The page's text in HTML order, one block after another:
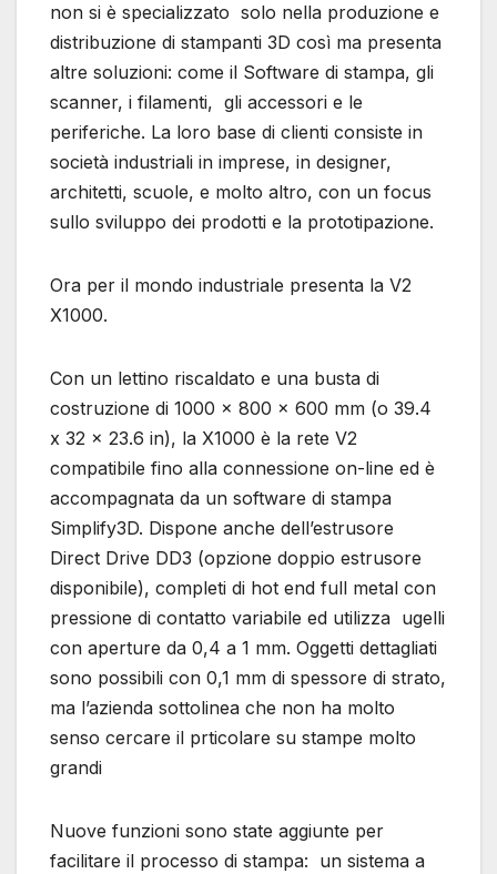
non si è specializzato solo nella produzione e
distribuzione di stampanti 3D così ma presenta
altre soluzioni: come il Software di stampa, gli
scanner, i filamenti, gli accessori e le
periferiche. La loro base di clienti consiste in
società industriali in imprese, in designer,
architetti, scuole, e molto altro, con un focus
sullo sviluppo dei prodotti e la prototipazione.
Ora per il mondo industriale presenta la V2
X1000.
Con un lettino riscaldato e una busta di
costruzione di 1000 x 800 x 600 mm (o 39.4
x 32 x 23.6 in), la X1000 è la rete V2
compatibile fino alla connessione on-line ed è
accompagnata da un software di stampa
Simplify3D. Dispone anche dell’estrusore
Direct Drive DD3 (opzione doppio estrusore
disponibile), completi di hot end full metal con
pressione di contatto variabile ed utilizza ugelli
con aperture da 0,4 a 1 mm. Oggetti dettagliati
sono possibili con 0,1 mm di spessore di strato,
ma l’azienda sottolinea che non ha molto
senso cercare il prticolare su stampe molto
grandi
Nuove funzioni sono state aggiunte per
facilitare il processo di stampa: un sistema a